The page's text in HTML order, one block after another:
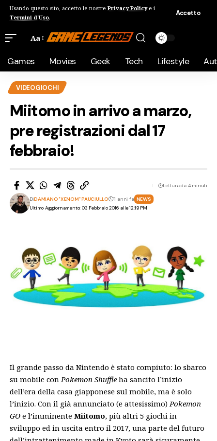
Usando questo sito, accetto le nostre Privacy Policye i
Termini d'Uso.
Accetto
Aa
Games Movies Geek Tech Lifestyle
VIDEOGIOCHI
Miitomo in arrivo a marzo,
pre registrazioni dal 17
febbraio!
Ultimo Aggiornamento: 03 Febbraio 2016 alle 12:19 PM
DiDAMIANO "XENOM" PAUCIULLO 11 anni fa NEWS
Lettura da 4 minuti
Il grande passo da Nintendo è stato compiuto: lo sbarco
su mobile conPokemon Shuffle ha sancito l’inizio
dell’era della casa giapponese sul mobile, ma è solo
l’inizio. Con il già annunciato (e attesissimo)Pokemon
GO e l’imminente Miitomo, più altri 5 giochi in
sviluppo ed in uscita entro il 2017, una parte del futuro